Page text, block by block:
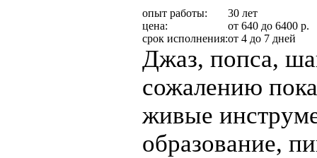
опыт работы:
30 лет
цена:
от 640 до 6400 р.
срок исполнения:от 4 до 7 дней
Джаз, попса,
сожалению
живые
образование,